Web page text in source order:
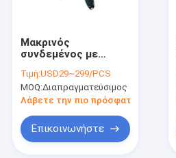
Μακρινός
συνδεμένος με
έλεγχος 4
διακοπτών
γραμμικοί ελεγκτές
αιθουσών
Τιμή:USD29~299/PCS
MOQ:Διαπραγματεύσιμος
Λάβετε την πιο πρόσφατη τιμή
Επικοινωνήστε